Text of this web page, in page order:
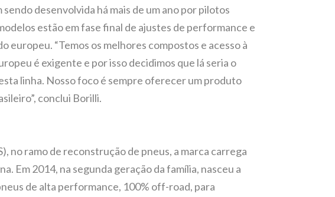
desenvolvida há mais de um ano por pilotos
estão em fase final de ajustes de performance e
europeu. “Temos os melhores compostos e acesso à
é exigente e por isso decidimos que lá seria o
linha. Nosso foco é sempre oferecer um produto
conclui Borilli.
no ramo de reconstrução de pneus, a marca carrega
Em 2014, na segunda geração da família, nasceu a
de alta performance, 100% off-road, para